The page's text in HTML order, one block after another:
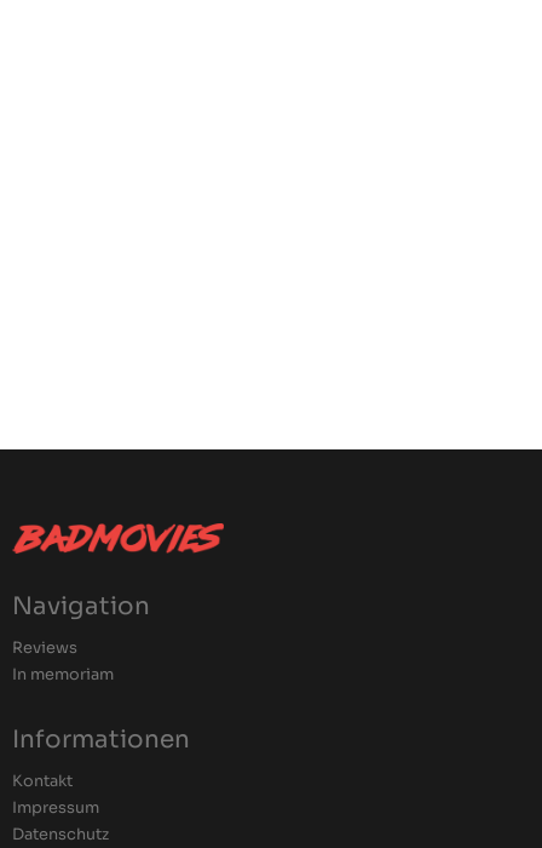
Navigation
Reviews
In memoriam
Informationen
Kontakt
Impressum
Datenschutz